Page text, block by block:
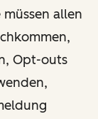
allen
Opt-outs